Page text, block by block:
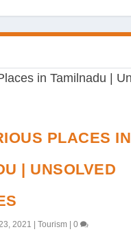
PLACES IN
| UNSOLVED
2021 |Tourism |0